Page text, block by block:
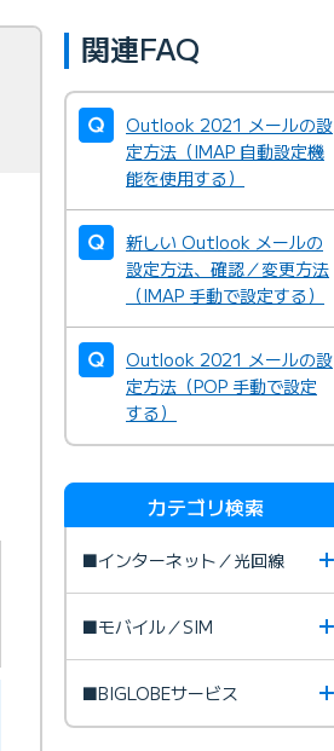
関連FAQ
Outlook 2021 メールの設
定方法（IMAP 自動設定機
能を使用する）
新しい Outlook メールの
設定方法、確認／変更方法
（IMAP 手動で設定する）
Outlook 2021 メールの設
定方法（POP 手動で設定
する）
カテゴリ検索
■インターネット／光回線
■モバイル／SIM
■BIGLOBEサービス